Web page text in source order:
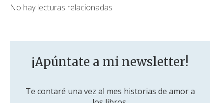
No hay lecturas relacionadas
¡Apúntate a mi newsletter!
Te contaré una vez al mes historias de amor a